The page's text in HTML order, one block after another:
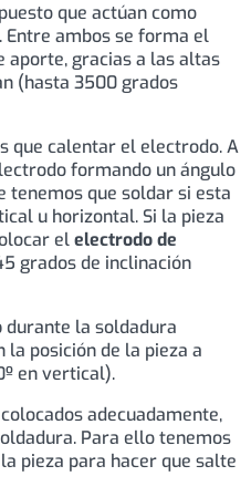
que actúan como
ambos se forma el
aporte, gracias a las altas
(hasta 3500 grados
que calentar el electrodo. A
formando un ángulo
tenemos que soldar si esta
u horizontal. Si la pieza
elelectrodo de
grados de inclinación
durante la soldadura
posición de la pieza a
en vertical).
adecuadamente,
Para ello tenemos
pieza para hacer que salte